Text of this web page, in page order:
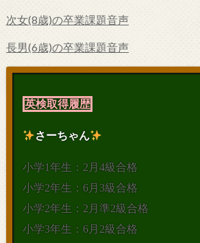
次女(8歳)の卒業課題音声
長男(6歳)の卒業課題音声
英検取得履歴
さーちゃん
小学1年生：2月4級合格
小学2年生：6月3級合格
小学2年生：2月準2級合格
小学3年生：6月2級合格